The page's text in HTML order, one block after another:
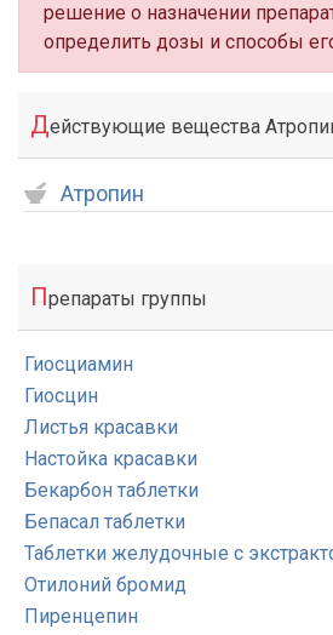
решение о назначении
определить дозы и способы
Действующие вещества
Атропин
Препараты группы
Гиосциамин
Гиосцин
Листья красавки
Настойка красавки
Бекарбон таблетки
Бепасал таблетки
Таблетки желудочные с
Отилоний бромид
Пиренцепин